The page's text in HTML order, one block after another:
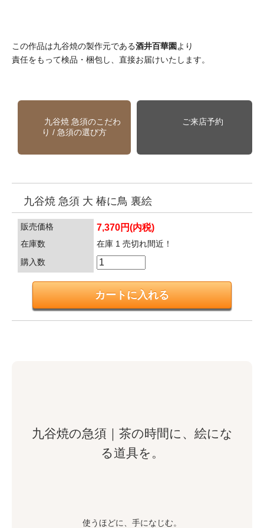
この作品は九谷焼の製作元である酒井百華園 より
責任をもって検品・梱包し、直接お届けいたします。
九谷焼 急須のこだわ
り / 急須の選び方
ご来店予約
九谷焼 急須 大 椿に鳥 裏絵
販売価格 7,370円(内税)
在庫数
在庫 1 売切れ間近！
購入数
九谷焼の急須｜茶の時間に、絵にな
る道具を。
使うほどに、手になじむ。